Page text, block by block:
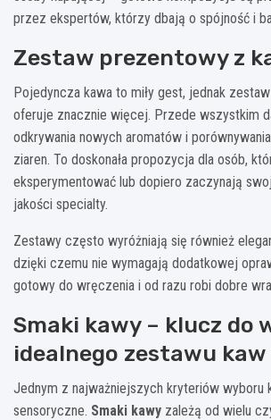
przez ekspertów, którzy dbają o spójność i
Zestaw prezentowy z
Pojedyncza kawa to miły gest, jednak
oferuje znacznie więcej. Przede wszystkim
odkrywania nowych aromatów i
ziaren. To doskonała propozycja dla osób,
eksperymentować lub dopiero zaczynają
jakości specialty.
Zestawy często wyróżniają się również
dzięki czemu nie wymagają dodatkowej
gotowy do wręczenia i od razu robi dobre
Smaki kawy – klucz do
idealnego zestawu kaw
Jednym z najważniejszych kryteriów wyboru
sensoryczne. Smaki kawy zależą od wielu